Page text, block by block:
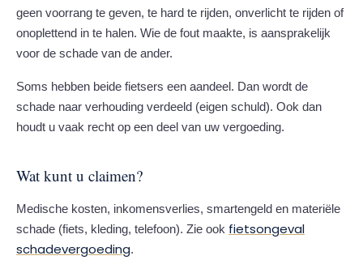
geen voorrang te geven, te hard te rijden, onverlicht te rijden of
onoplettend in te halen. Wie de fout maakte, is aansprakelijk
voor de schade van de ander.
Soms hebben beide fietsers een aandeel. Dan wordt de
schade naar verhouding verdeeld (eigen schuld). Ook dan
houdt u vaak recht op een deel van uw vergoeding.
Wat kunt u claimen?
Medische kosten, inkomensverlies, smartengeld en materiële
schade (fiets, kleding, telefoon). Zie ook fietsongeval
schadevergoeding.